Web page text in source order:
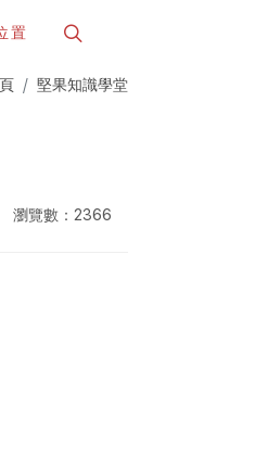
置
堅果知識學堂
瀏覽數：2366